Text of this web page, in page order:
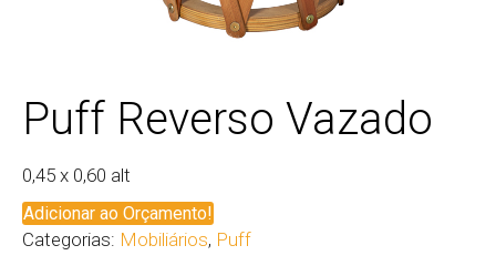
Puff Reverso Vazado
0,45 x 0,60 alt
Adicionar ao Orçamento!
Categorias: Mobiliários, Puff